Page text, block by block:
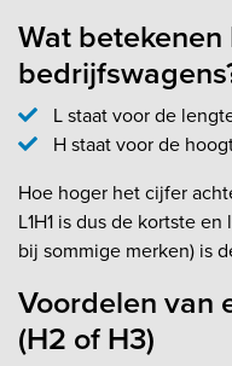
Wat betekenen
L staat voor de
H staat voor de
Hoe hoger het cijfer
L1H1 is dus de kortste
bij sommige merken) is
Voordelen van
(H2 of H3)